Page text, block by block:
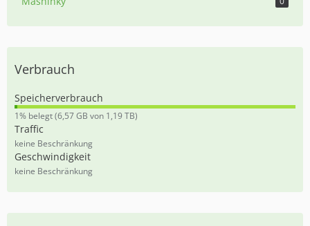
Verbrauch
Speicherverbrauch
0
,
5
5
%
1% belegt (6,57 GB von 1,19 TB)
Traffic
keine Beschränkung
Geschwindigkeit
keine Beschränkung